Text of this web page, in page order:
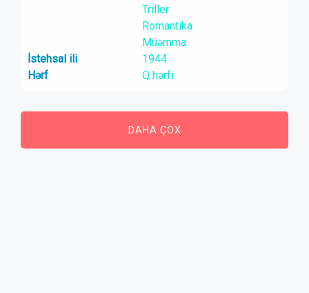
Triller
Romantika
Müəmma
İstehsal ili
1944
Hərf
Q hərfi
DAHA ÇOX